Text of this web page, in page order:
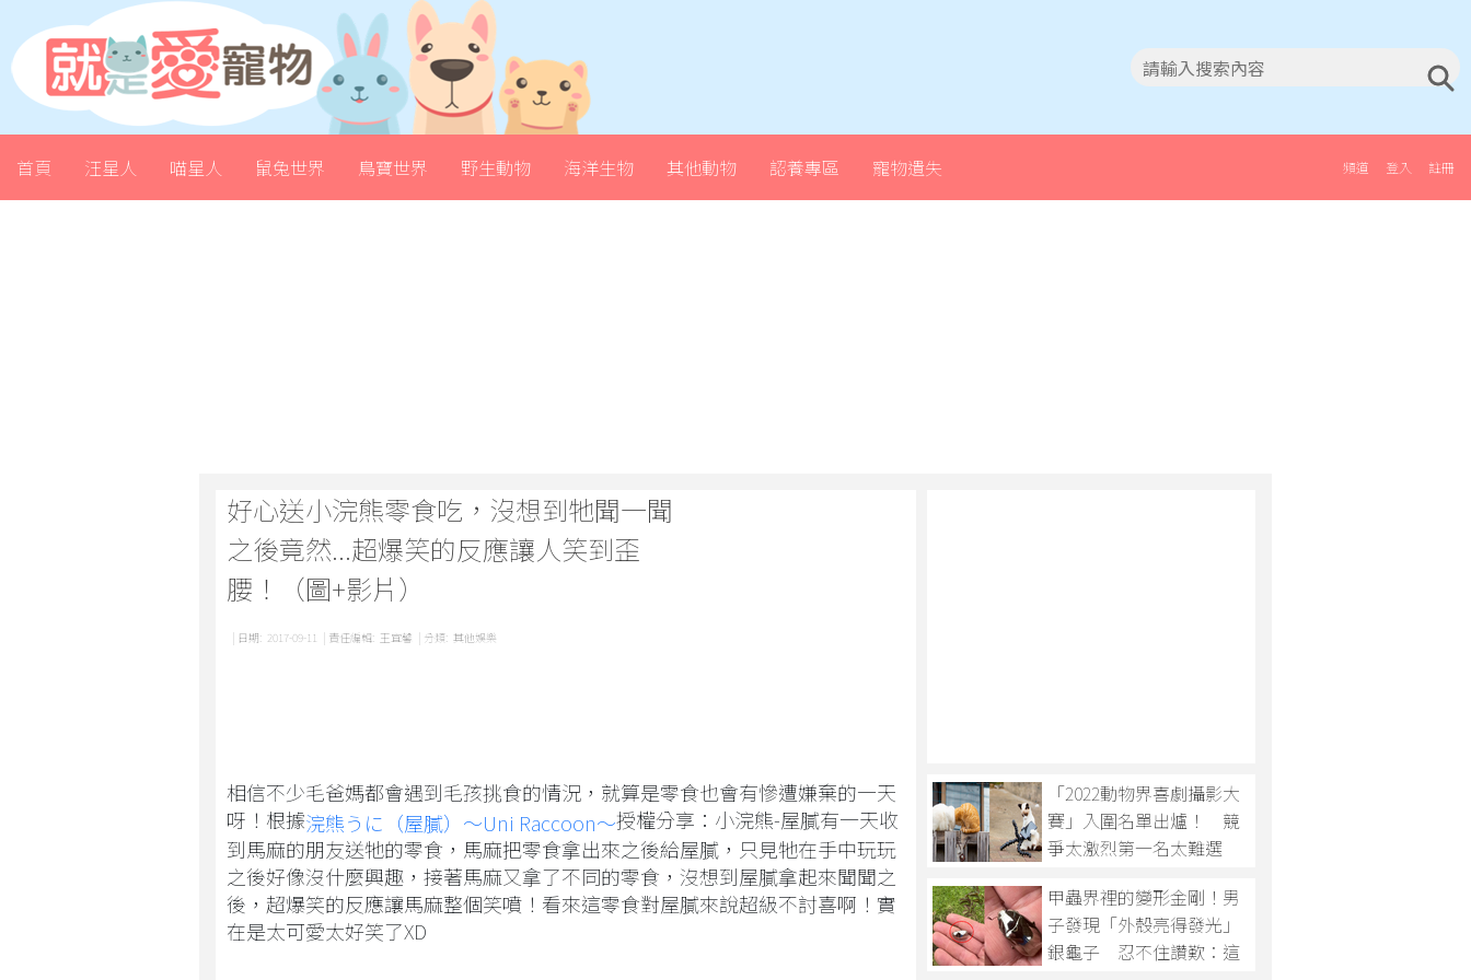
首頁 汪星人 喵星人 鼠兔世界 鳥寶世界 野生動物 海洋生物 其他動物 認養專區 寵物遺失 註冊
登入
頻道
好心送小浣熊零食吃，沒想到牠聞一聞
之後竟然...超爆笑的反應讓人笑到歪
腰！（圖+影片）
| 日期: 2017-09-11 | 責任編輯: 王宜馨 | 分類: 其他娛樂
相信不少毛爸媽都會遇到毛孩挑食的情況，就算是零食也會有慘遭嫌棄的一天
呀！根據浣熊うに（屋膩）～Uni Raccoon～授權分享：小浣熊-屋膩有一天收
到馬麻的朋友送牠的零食，馬麻把零食拿出來之後給屋膩，只見牠在手中玩玩
之後好像沒什麼興趣，接著馬麻又拿了不同的零食，沒想到屋膩拿起來聞聞之
後，超爆笑的反應讓馬麻整個笑噴！看來這零食對屋膩來說超級不討喜啊！實
在是太可愛太好笑了XD
「2022動物界喜劇攝影大
賽」入圍名單出爐！ 競
爭太激烈第一名太難選
甲蟲界裡的變形金剛！男
子發現「外殼亮得發光」
銀龜子 忍不住讚歎：這